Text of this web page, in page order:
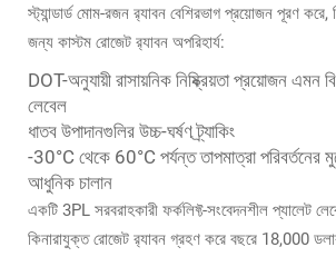
স্ট্যান্ডার্ড মোম-রজন র‍্যাবন বেশিরভাগ প্রয়োজন পূরণ করে,
জন্য কাস্টম রোজেট র‍্যাবন অপরিহার্য:
DOT-অনুযায়ী রাসায়নিক নিষ্ক্রিয়তা প্রয়োজন এমন
লেবেল
ধাতব উপাদানগুলির উচ্চ-ঘর্ষণ ট্র্যাকিং
-30°C থেকে 60°C পর্যন্ত তাপমাত্রা পরিবর্তনের
আধুনিক চালান
একটি 3PL সরবরাহকারী ফর্কলিফ্ট-সংবেদনশীল প্যালেট
কিনারাযুক্ত রোজেট র‍্যাবন গ্রহণ করে বছরে 18,000